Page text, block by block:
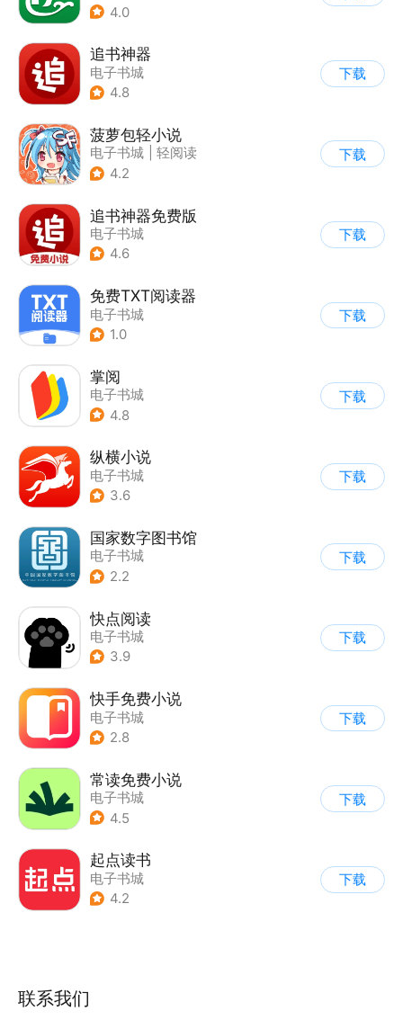
4.0
追书神器
电子书城
4.8
下载
菠萝包轻小说
电子书城
轻阅读
4.2
下载
追书神器免费版
电子书城
4.6
下载
免费TXT阅读器
电子书城
1.0
下载
掌阅
电子书城
4.8
下载
纵横小说
电子书城
3.6
下载
国家数字图书馆
电子书城
2.2
下载
快点阅读
电子书城
3.9
下载
快手免费小说
电子书城
2.8
下载
常读免费小说
电子书城
4.5
下载
起点读书
电子书城
4.2
下载
联系我们